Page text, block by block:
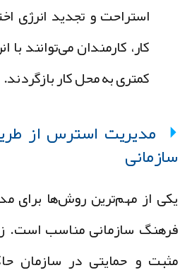
استراحت و تجدید انرژی
کار، کارمندان می‌توانند با
کمتری به محل کار بازگردند.
مدیریت استرس از
از مهم‌ترین روش‌ها برای
سازمانی مناسباست.
و حمایتی در سازمان حاکم